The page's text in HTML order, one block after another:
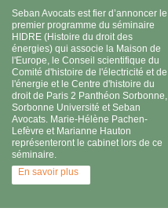
Seban Avocats est fier d’annoncer le
premier programme du séminaire
HIDRE (Histoire du droit des
énergies) qui associe la Maison de
l'Europe, le Conseil scientifique du
Comité d'histoire de l'électricité et de
l'énergie et le Centre d'histoire du
droit de Paris 2 Panthéon Sorbonne,
Sorbonne Université et Seban
Avocats. Marie-Hélène Pachen-
Lefèvre et Marianne Hauton
représenteront le cabinet lors de ce
séminaire.
En savoir plus